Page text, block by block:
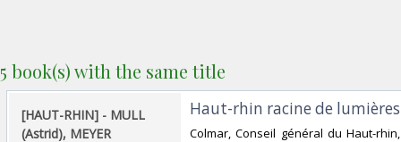
5 book(s) with the same title
‎[HAUT-RHIN] - MULL
(Astrid), MEYER
‎Haut-rhin racine de
‎Colmar, Conseil général du Haut-